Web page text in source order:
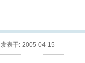
发表于: 2005-04-15